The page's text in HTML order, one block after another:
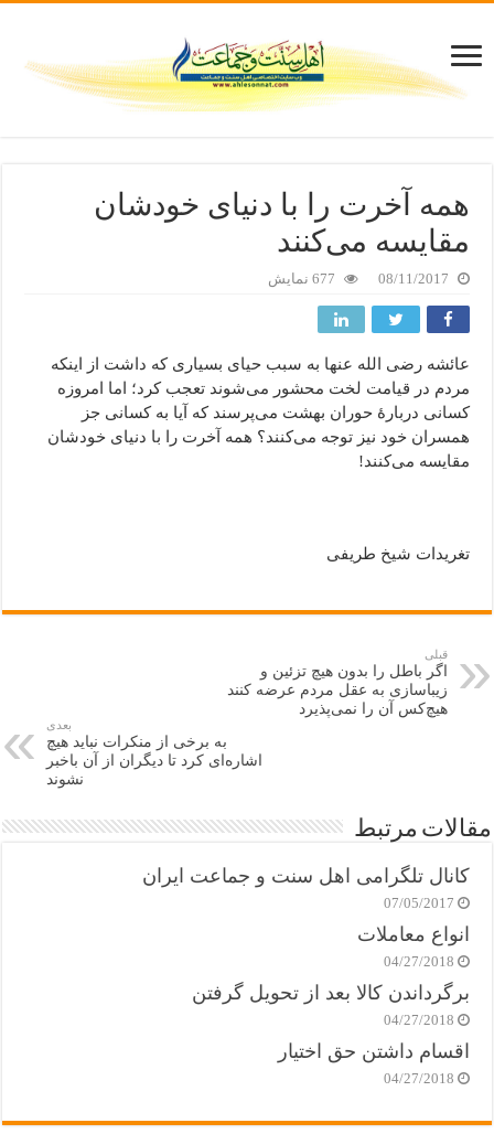
همه آخرت را با دنیای خودشان
مقایسه می‌کنند
08/11/2017 677 نمایش
عائشه رضی الله عنها به سبب حیای بسیاری که داشت از اینکه
مردم در قیامت لخت محشور می‌شوند تعجب کرد؛ اما امروزه
کسانی دربارهٔ حوران بهشت می‌پرسند که آیا به کسانی جز
همسران خود نیز توجه می‌کنند؟ همه آخرت را با دنیای خودشان
مقایسه می‌کنند!
تغریدات شیخ طریفی
قبلی
اگر باطل را بدون هیچ تزئین و
زیباسازی به عقل مردم عرضه کنند
هیچ‌کس آن را نمی‌پذیرد
بعدی
به برخی از منکرات نباید هیچ
اشاره‌ای کرد تا دیگران از آن باخبر
نشوند
مقالات مرتبط
کانال تلگرامی اهل سنت و جماعت ایران
07/05/2017
انواع معاملات
04/27/2018
برگرداندن کالا بعد از تحویل گرفتن
04/27/2018
اقسام داشتن حق اختیار
04/27/2018